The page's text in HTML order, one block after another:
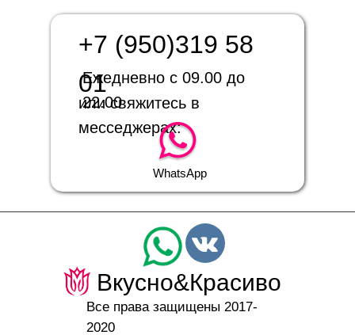
Ежедневно с 09.00 до
22.00
или свяжитесь в
месседжерах:
+7 (950)319 58
01
WhatsApp
Вкусно&Красиво
Все права защищены 2017-
2020